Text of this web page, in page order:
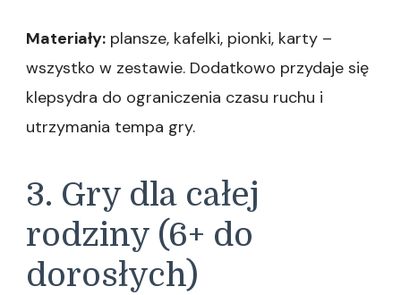
Materiały: plansze, kafelki, pionki, karty –
wszystko w zestawie. Dodatkowo przydaje się
klepsydra do ograniczenia czasu ruchu i
utrzymania tempa gry.
3. Gry dla całej
rodziny (6+ do
dorosłych)